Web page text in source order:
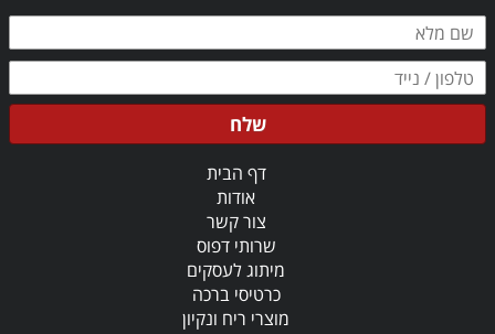
שלח
דף הבית
אודות
צור קשר
שרותי דפוס
מיתוג לעסקים
כרטיסי ברכה
מוצרי ריח ונקיון